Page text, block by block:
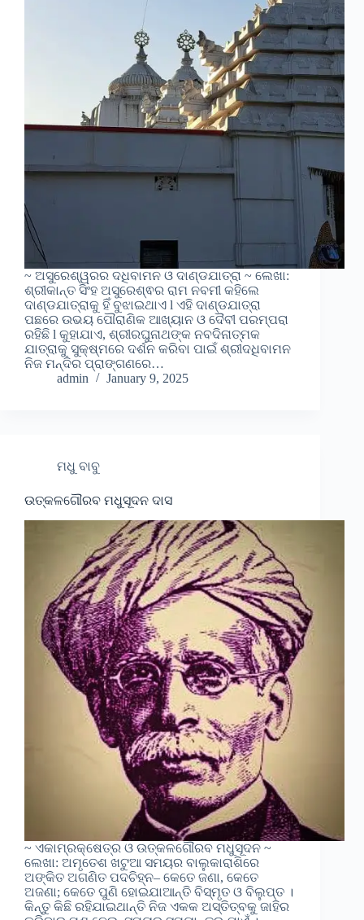
~ ଅସୁରେଶ୍ୱରର ଦଧିବାମନ ଓ ଦାଣ୍ଡଯାତ୍ରା ~ ଲେଖା:
ଶ୍ରୀକାନ୍ତ ସିଂହ ଅସୁରେଶ୍ଵର ରାମ ନବମୀ କହିଲେ
ଦାଣ୍ଡଯାତ୍ରାକୁ ହିଁ ବୁଝାଇଥାଏ l ଏହି ଦାଣ୍ଡଯାତ୍ରା
ପଛରେ ଉଭୟ ପୌରାଣିକ ଆଖ୍ୟାନ ଓ ଦୈବୀ ପରମ୍ପରା
ରହିଛି l କୁହାଯାଏ, ଶ୍ରୀରଘୁନାଥଙ୍କ ନବଦିନାତ୍ମକ
ଯାତ୍ରାକୁ ସୁକ୍ଷ୍ମରେ ଦର୍ଶନ କରିବା ପାଇଁ ଶ୍ରୀଦଧିବାମନ
ନିଜ ମନ୍ଦିର ପ୍ରାଙ୍ଗଣରେ…
admin
January 9, 2025
ମଧୁ ବାବୁ
ଉତ୍କଳଗୌରବ ମଧୁସୂଦନ ଦାସ
~ ଏକାମ୍ରକ୍ଷେତ୍ର ଓ ଉତ୍କଳଗୌରବ ମଧୁସୂଦନ ~
ଲେଖା: ଅମୃତେଶ ଖଟୁଆ ସମୟର ବାଲୁକାରାଶିରେ
ଅଙ୍କିତ ଅଗଣିତ ପଦଚିହ୍ନ– କେତେ ଜଣା, କେତେ
ଅଜଣା; କେତେ ପୁଣି ହୋଇଯାଆନ୍ତି ବିସ୍ମୃତ ଓ ବିଲୁପ୍ତ ।
କିନ୍ତୁ କିଛି ରହିଯାଇଥାନ୍ତି ନିଜ ଏକକ ଅସ୍ତିତ୍ବକୁ ଜାହିର